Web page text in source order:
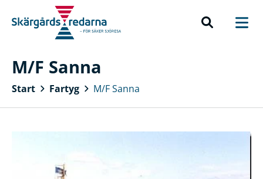
M/F Sanna
Start Fartyg M/F Sanna